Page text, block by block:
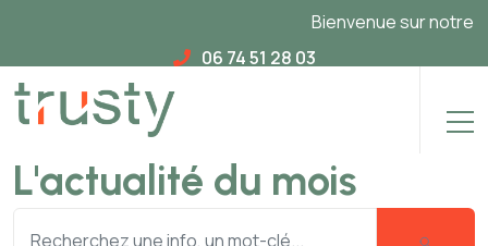
Bienvenue sur notre
06 74 51 28 03
L'actualité du mois